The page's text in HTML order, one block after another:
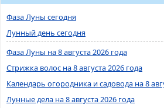
Фаза Луны сегодня
Лунный день сегодня
Фаза Луны на 8 августа 2026 года
Стрижка волос на 8 августа 2026 года
Календарь огородника и садовода на 8
Лунные дела на 8 августа 2026 года